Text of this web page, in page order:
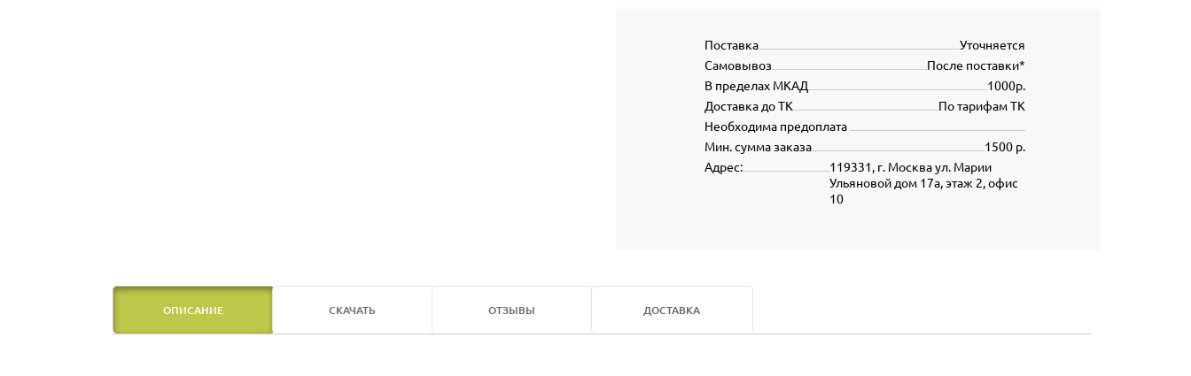
Уточняется
Поставка
После поставки*
Самовывоз
1000р.
В пределах МКАД
По тарифам ТК
Доставка до ТК
Необходима предоплата
1500 р.
Мин. сумма заказа
119331, г. Москва ул. Марии
Ульяновой дом 17а, этаж 2, офис
10
Адрес:
ОПИСАНИЕ СКАЧАТЬ ОТЗЫВЫ ДОСТАВКА